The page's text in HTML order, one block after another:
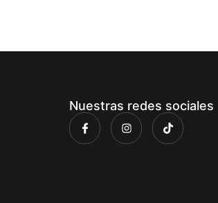
Nuestras redes sociales